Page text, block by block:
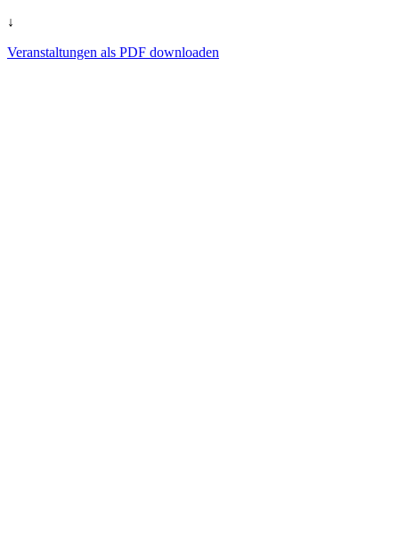
↓
Veranstaltungen als PDF downloaden